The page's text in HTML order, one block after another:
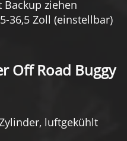
ziehen
36,5 Zoll (einstellbar)
Off Road Buggy
luftgekühlt